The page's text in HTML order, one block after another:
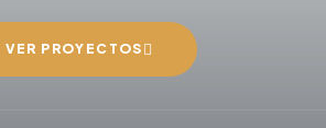
VER PROYECTOS